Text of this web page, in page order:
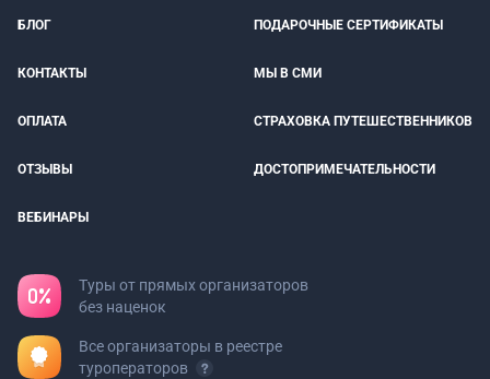
БЛОГ ПОДАРОЧНЫЕ СЕРТИФИКАТЫ
КОНТАКТЫ МЫ В СМИ
ОПЛАТА СТРАХОВКА ПУТЕШЕСТВЕННИКОВ
ОТЗЫВЫ ДОСТОПРИМЕЧАТЕЛЬНОСТИ
ВЕБИНАРЫ
Туры от прямых организаторов
без наценок
Все организаторы в реестре
туроператоров